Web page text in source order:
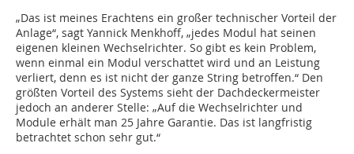
„Das ist meines Erachtens ein großer technischer Vorteil der
Anlage“, sagt Yannick Menkhoff, „jedes Modul hat seinen
eigenen kleinen Wechselrichter. So gibt es kein Problem,
wenn einmal ein Modul verschattet wird und an Leistung
verliert, denn es ist nicht der ganze String betroffen.“ Den
größten Vorteil des Systems sieht der Dachdeckermeister
jedoch an anderer Stelle: „Auf die Wechselrichter und
Module erhält man 25 Jahre Garantie. Das ist langfristig
betrachtet schon sehr gut.“